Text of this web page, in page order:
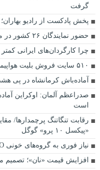
گرفت
پخش پادکست‌ از رادیو
حضور نمایندگان ۲۶ کشور در مرحله نهایی مسابقات بین‌المللی قرآن
چرا کارگردان‌های ایرانی
۵۱۰ سایت فروش بلیت هواپیما مسدود شد
آماده‌باش کرمانشاه در پی
صدراعظم آلمان: اوکراین
است
«پیکسل ۱۰ پرو» گوگل
نیاز فوری به گروه‌های خونی O و A مثبت و منفی
افزایش قیمت «نان»؛ تصمیم